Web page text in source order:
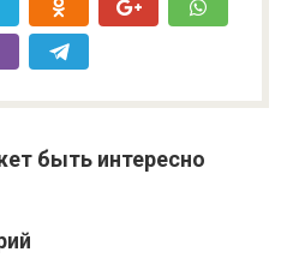
быть интересно